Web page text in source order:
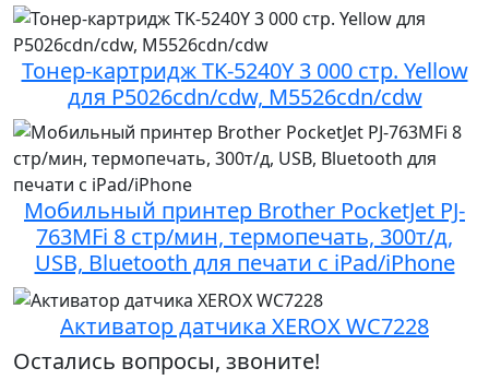
Тонер-картридж TK-5240Y 3 000 стр. Yellow
для P5026cdn/cdw, M5526cdn/cdw
Мобильный принтер Brother PocketJet PJ-
763MFi 8 стр/мин, термопечать, 300т/д,
USB, Bluetooth для печати с iPad/iPhone
Активатор датчика XEROX WC7228
Остались вопросы, звоните!